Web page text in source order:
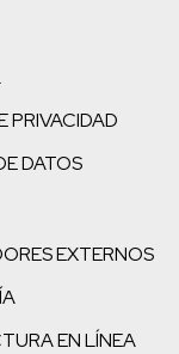
PRIVACIDAD
DATOS
EXTERNOS
EN LÍNEA